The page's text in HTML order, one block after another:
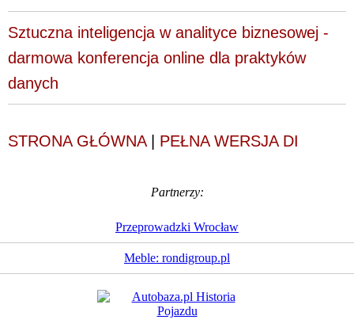
Sztuczna inteligencja w analityce biznesowej -
darmowa konferencja online dla praktyków
danych
STRONA GŁÓWNA| PEŁNA WERSJA DI
Partnerzy:
Przeprowadzki Wrocław
Meble: rondigroup.pl